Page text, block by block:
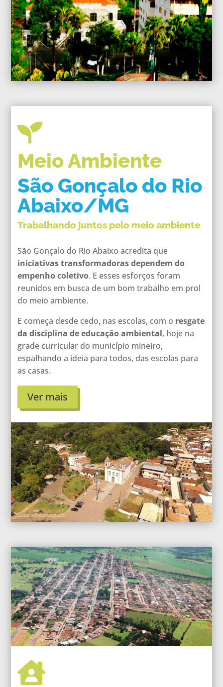

Meio Ambiente
São Gonçalo do Rio
Abaixo/MG
Trabalhando juntos pelo meio ambiente
São Gonçalo do Rio Abaixo acredita que
iniciativas transformadoras dependem do
empenho coletivo. E esses esforços foram
reunidos em busca de um bom trabalho em prol
do meio ambiente.
E começa desde cedo, nas escolas, com o resgate
da disciplina de educação ambiental, hoje na
grade curricular do município mineiro,
espalhando a ideia para todos, das escolas para
as casas.
Ver mais
